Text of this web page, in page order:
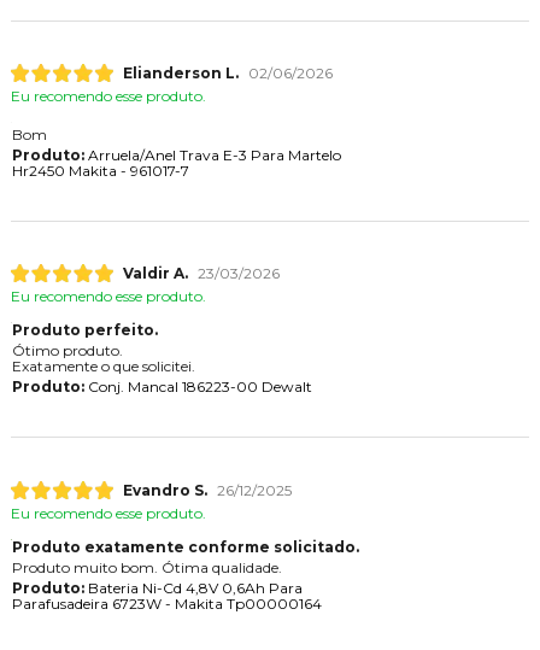
Elianderson L.
02/06/2026
Eu recomendo esse produto.
Bom
Produto:Arruela/Anel Trava E-3 Para Martelo
Hr2450 Makita - 961017-7
Valdir A. 23/03/2026
Eu recomendo esse produto.
Produto perfeito.
Ótimo produto.
Exatamente o que solicitei.
Produto:Conj. Mancal 186223-00 Dewalt
Evandro S. 26/12/2025
Eu recomendo esse produto.
Produto exatamente conforme solicitado.
Produto muito bom. Ótima qualidade.
Produto:Bateria Ni-Cd 4,8V 0,6Ah Para
Parafusadeira 6723W - Makita Tp00000164